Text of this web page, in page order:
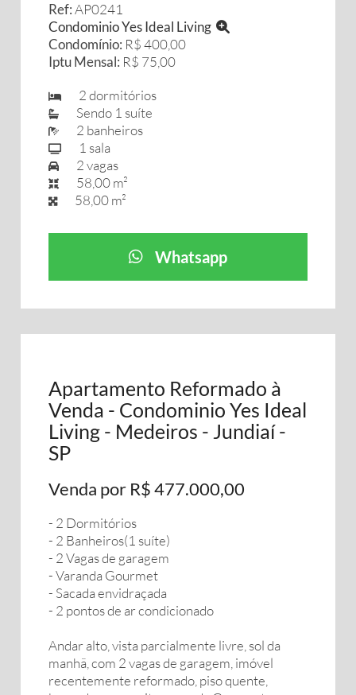
Ref:AP0241
Condominio Yes Ideal Living
Condomínio: R$ 400,00
Iptu Mensal: R$ 75,00
2 dormitórios
Sendo 1 suíte
2 banheiros
1 sala
2 vagas
58,00 m²
58,00 m²
Whatsapp
Apartamento Reformado à
Venda - Condominio Yes Ideal
Living - Medeiros - Jundiaí -
SP
Venda por R$ 477.000,00
- 2 Dormitórios
- 2 Banheiros(1 suíte)
- 2 Vagas de garagem
- Varanda Gourmet
- Sacada envidraçada
- 2 pontos de ar condicionado
Andar alto, vista parcialmente livre, sol da
manhã, com 2 vagas de garagem, imóvel
recentemente reformado, piso quente,